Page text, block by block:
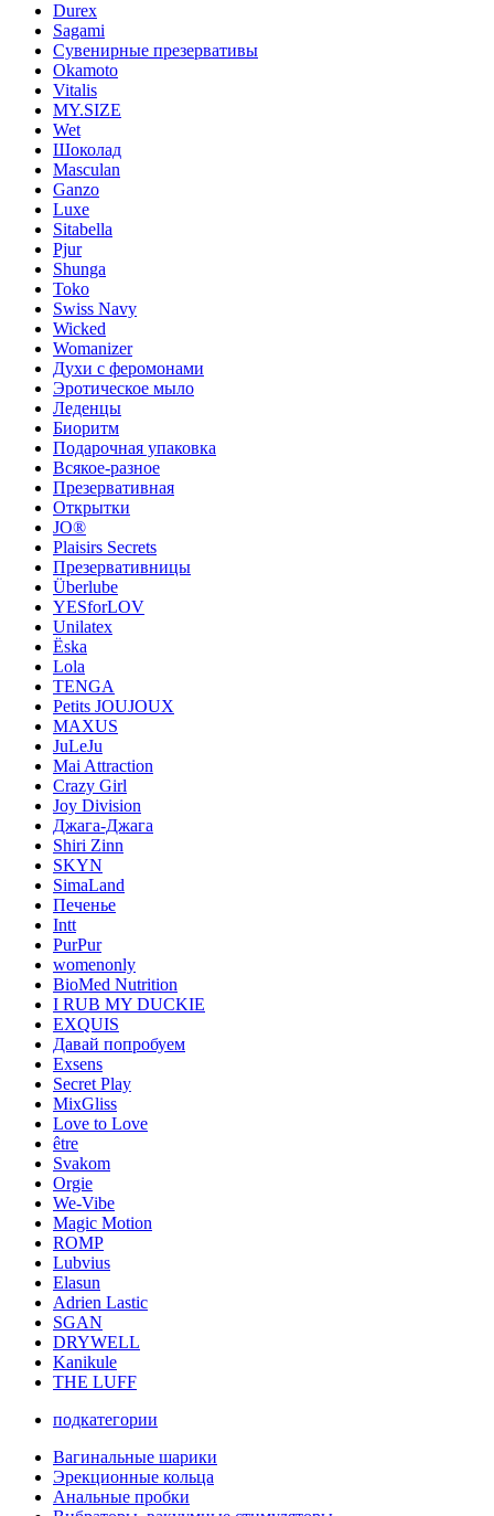
Durex
Sagami
Сувенирные презервативы
Okamoto
Vitalis
MY.SIZE
Wet
Шоколад
Masculan
Ganzo
Luxe
Sitabella
Pjur
Shunga
Toko
Swiss Navy
Wicked
Womanizer
Духи с феромонами
Эротическое мыло
Леденцы
Биоритм
Подарочная упаковка
Всякое-разное
Презервативная
Открытки
JO®
Plaisirs Secrets
Презервативницы
Überlube
YESforLOV
Unilatex
Ёska
Lola
TENGA
Petits JOUJOUX
MAXUS
JuLeJu
Mai Attraction
Crazy Girl
Joy Division
Джага-Джага
Shiri Zinn
SKYN
SimaLand
Печенье
Intt
PurPur
womenonly
BioMed Nutrition
I RUB MY DUCKIE
EXQUIS
Давай попробуем
Exsens
Secret Play
MixGliss
Love to Love
être
Svakom
Orgie
We-Vibe
Magic Motion
ROMP
Lubvius
Elasun
Adrien Lastic
SGAN
DRYWELL
Kanikule
THE LUFF
подкатегории
Вагинальные шарики
Эрекционные кольца
Анальные пробки